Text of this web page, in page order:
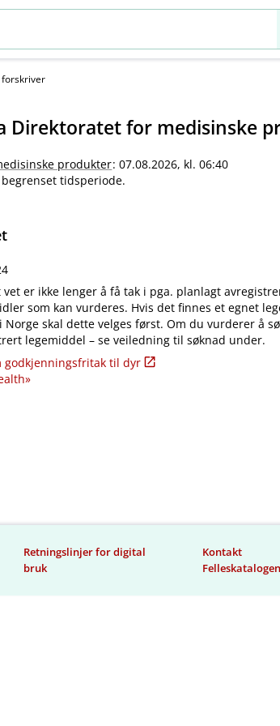
forskriver
Direktoratet for medisinske
produkter: 07.08.2026, kl. 06:40
tidsperiode.
vet er ikke lenger å få tak i pga. planlagt
som kan vurderes. Hvis det finnes et egnet
skal dette velges først. Om du vurderer å
legemiddel – se veiledning til søknad under.
godkjenningsfritak til dyr
Retningslinjer for digital
bruk
Kontakt
Felleskatalogen